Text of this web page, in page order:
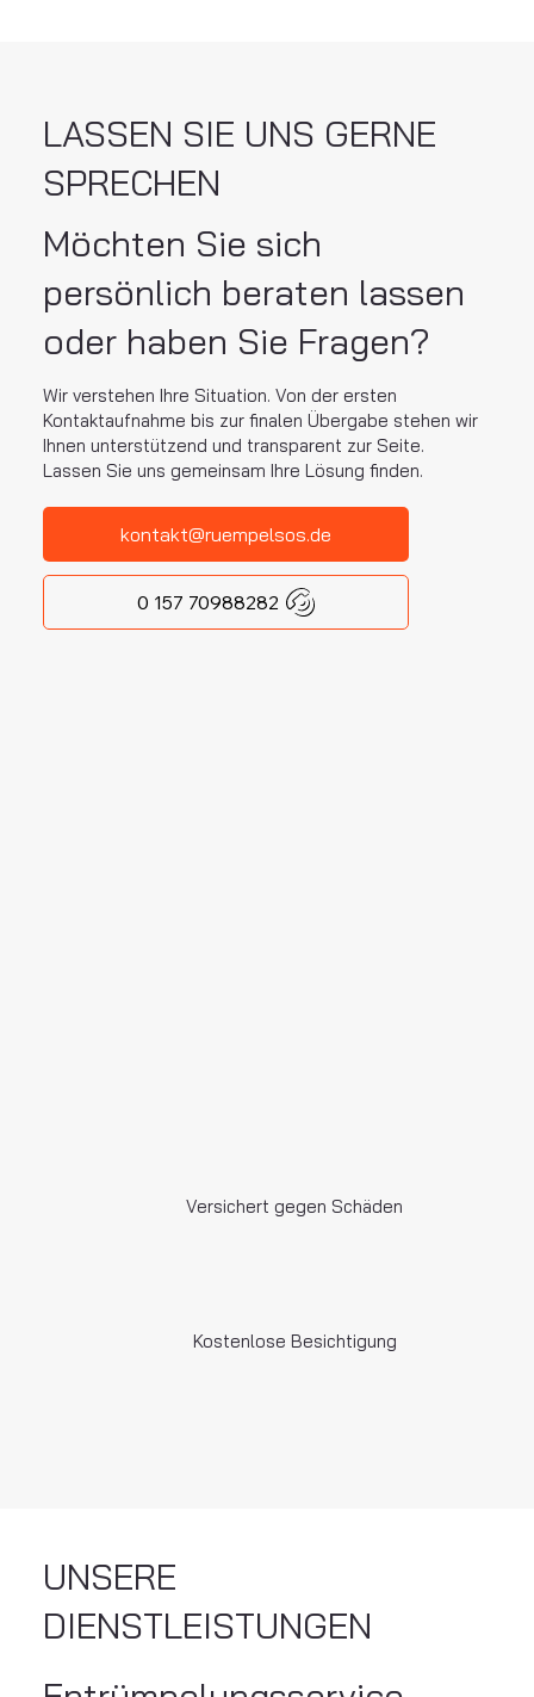
LASSEN SIE UNS GERNE
SPRECHEN
Möchten Sie sich
persönlich beraten lassen
oder haben Sie Fragen?
Wir verstehen Ihre Situation. Von der ersten
Kontaktaufnahme bis zur finalen Übergabe stehen wir
Ihnen unterstützend und transparent zur Seite.
Lassen Sie uns gemeinsam Ihre Lösung finden.
kontakt@ruempelsos.de
0 157 70988282
Versichert gegen Schäden
Kostenlose Besichtigung
UNSERE
DIENSTLEISTUNGEN